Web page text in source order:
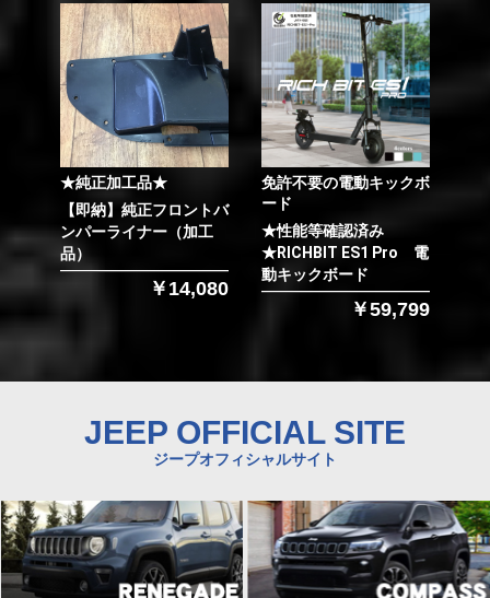
★純正加工品★
【即納】純正フロントバ
ンパーライナー（加工
品）
￥14,080
免許不要の電動キックボ
ード
★性能等確認済み
★RICHBIT ES1 Pro 電
動キックボード
￥59,799
JEEP OFFICIAL SITE
ジープオフィシャルサイト